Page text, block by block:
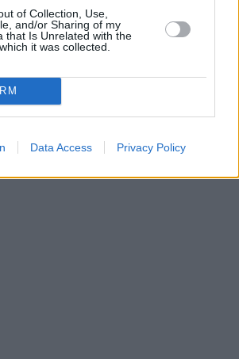
of Collection, Use,
and/or Sharing of my
that Is Unrelated with the
it was collected.
Data Access Privacy Policy
de Madrid, retorna para sua 23ª
revolucionárias em tecnologia,
e iluminação. Os principais
recentes soluções de energia inteligente,
inovadores e tecnologias avançadas de